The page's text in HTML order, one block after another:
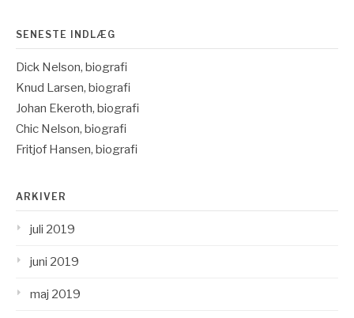
SENESTE INDLÆG
Dick Nelson, biografi
Knud Larsen, biografi
Johan Ekeroth, biografi
Chic Nelson, biografi
Fritjof Hansen, biografi
ARKIVER
juli 2019
juni 2019
maj 2019